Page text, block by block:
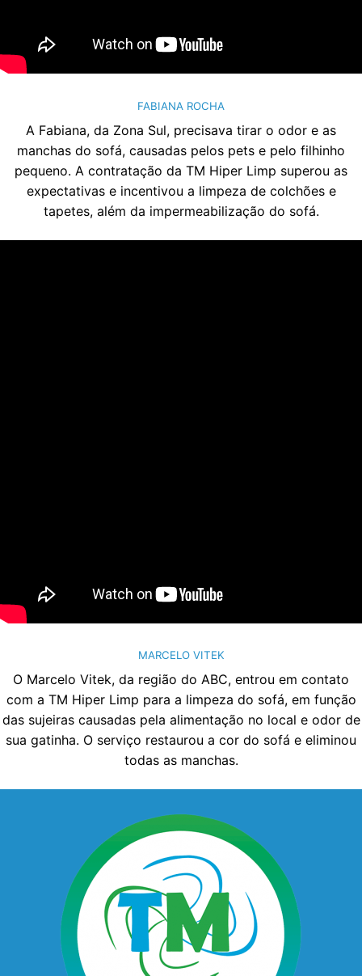
FABIANA ROCHA
A Fabiana, da Zona Sul, precisava tirar o odor e as
manchas do sofá, causadas pelos pets e pelo filhinho
pequeno. A contratação da TM Hiper Limp superou as
expectativas e incentivou a limpeza de colchões e
tapetes, além da impermeabilização do sofá.
MARCELO VITEK
O Marcelo Vitek, da região do ABC, entrou em contato
com a TM Hiper Limp para a limpeza do sofá, em função
das sujeiras causadas pela alimentação no local e odor de
sua gatinha. O serviço restaurou a cor do sofá e eliminou
todas as manchas.